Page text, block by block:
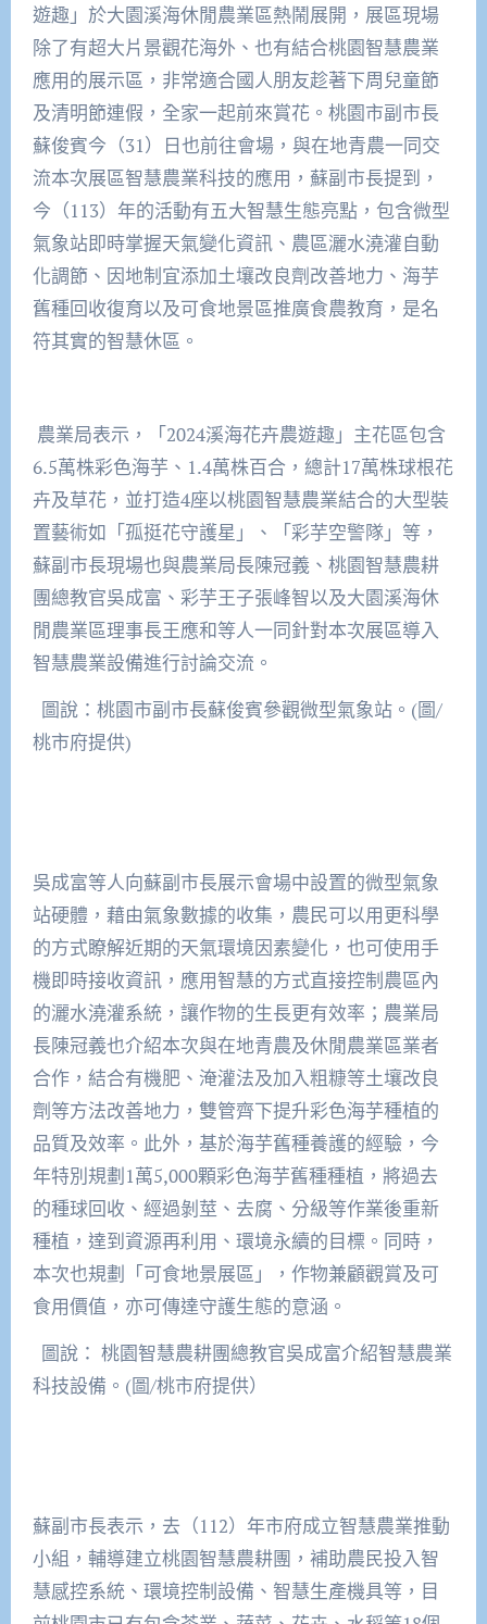
遊趣」於大園溪海休閒農業區熱鬧展開，展區現場
除了有超大片景觀花海外、也有結合桃園智慧農業
應用的展示區，非常適合國人朋友趁著下周兒童節
及清明節連假，全家一起前來賞花。桃園市副市長
蘇俊賓今（31）日也前往會場，與在地青農一同交
流本次展區智慧農業科技的應用，蘇副市長提到，
今（113）年的活動有五大智慧生態亮點，包含微型
氣象站即時掌握天氣變化資訊、農區灑水澆灌自動
化調節、因地制宜添加土壤改良劑改善地力、海芋
舊種回收復育以及可食地景區推廣食農教育，是名
符其實的智慧休區。
農業局表示，「2024溪海花卉農遊趣」主花區包含
6.5萬株彩色海芋、1.4萬株百合，總計17萬株球根花
卉及草花，並打造4座以桃園智慧農業結合的大型裝
置藝術如「孤挺花守護星」、「彩芋空警隊」等，
蘇副市長現場也與農業局長陳冠義、桃園智慧農耕
團總教官吳成富、彩芋王子張峰智以及大園溪海休
閒農業區理事長王應和等人一同針對本次展區導入
智慧農業設備進行討論交流。
圖說：桃園市副市長蘇俊賓參觀微型氣象站。(圖/
桃市府提供)
吳成富等人向蘇副市長展示會場中設置的微型氣象
站硬體，藉由氣象數據的收集，農民可以用更科學
的方式瞭解近期的天氣環境因素變化，也可使用手
機即時接收資訊，應用智慧的方式直接控制農區內
的灑水澆灌系統，讓作物的生長更有效率；農業局
長陳冠義也介紹本次與在地青農及休閒農業區業者
合作，結合有機肥、淹灌法及加入粗糠等土壤改良
劑等方法改善地力，雙管齊下提升彩色海芋種植的
品質及效率。此外，基於海芋舊種養護的經驗，今
年特別規劃1萬5,000顆彩色海芋舊種種植，將過去
的種球回收、經過剝莖、去腐、分級等作業後重新
種植，達到資源再利用、環境永續的目標。同時，
本次也規劃「可食地景展區」，作物兼顧觀賞及可
食用價值，亦可傳達守護生態的意涵。
圖說： 桃園智慧農耕團總教官吳成富介紹智慧農業
科技設備。(圖/桃市府提供）
蘇副市長表示，去（112）年市府成立智慧農業推動
小組，輔導建立桃園智慧農耕團，補助農民投入智
慧感控系統、環境控制設備、智慧生產機具等，目